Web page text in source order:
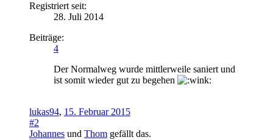
Registriert seit:
28. Juli 2014
Beiträge:
4
Der Normalweg wurde mittlerweile saniert und
ist somit wieder gut zu begehen
lukas94, 15. Februar 2015
#2
Johannes und Thom gefällt das.